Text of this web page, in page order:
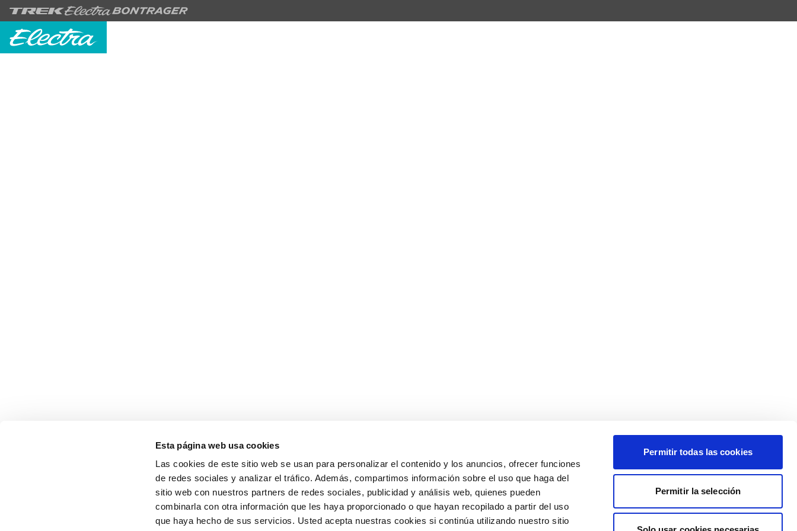
Esta página web usa cookies
Las cookies de este sitio web se usan para personalizar el contenido y los anuncios, ofrecer funciones
de redes sociales y analizar el tráfico. Además, compartimos información sobre el uso que haga del
sitio web con nuestros partners de redes sociales, publicidad y análisis web, quienes pueden
combinarla con otra información que les haya proporcionado o que hayan recopilado a partir del uso
que haya hecho de sus servicios. Usted acepta nuestras cookies si continúa utilizando nuestro sitio
Permitir todas las cookies
Permitir la selección